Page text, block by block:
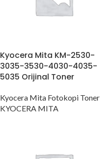
Kyocera Mita KM-2530-
3035-3530-4030-4035-
5035 Orijinal Toner
Kyocera Mita Fotokopi Toner
KYOCERA MITA